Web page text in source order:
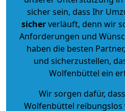
sicher sein, dass Ihr
sicherverläuft, denn wir
Anforderungen und
haben die besten
und sicherzustellen,
Wolfenbüttel ein
Wir sorgen dafür,
Wolfenbüttel